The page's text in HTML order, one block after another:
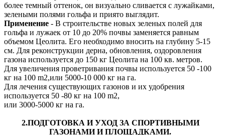
более темный оттенок, он визуально сливается с лужайками,
зелеными полями гольфа и приято выглядит.
Применение - В строительстве новых зеленых полей для
гольфа и лужаек от 10 до 20% почвы заменяется равным
объемом Цеолита. Его необходимо вносить на глубину 5-15
см. Для реконструкции дерна, обновления, оздоровления
газона используется до 150 кг Цеолита на 100 кв. метров.
Для увеличения проветривания почвы используется 50 -100
кг на 100 m2,или 5000-10 000 кг на га.
Для лечения существующих газонов и их удобрения
используется 50 -80 кг на 100 m2,
или 3000-5000 кг на га.
2.ПОДГОТОВКА И УХОД ЗА СПОРТИВНЫМИ
ГАЗОНАМИ И ПЛОЩАДКАМИ.